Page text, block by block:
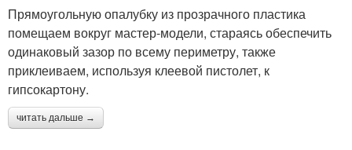
Прямоугольную опалубку из прозрачного пластика
помещаем вокруг мастер-модели, стараясь обеспечить
одинаковый зазор по всему периметру, также
приклеиваем, используя клеевой пистолет, к
гипсокартону.
читать дальше →